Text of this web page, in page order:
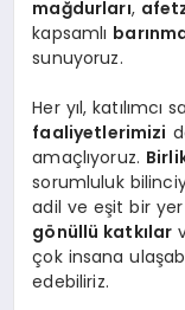
mağdurları,
kapsamlı
sunuyoruz.
Her yıl, katılımcı
faaliyetlerimizi
amaçlıyoruz.
sorumluluk
adil ve eşit bir yer
gönüllü katkılar
çok insana
edebiliriz.